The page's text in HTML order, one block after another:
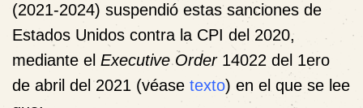
(2021-2024) suspendió estas sanciones de
Estados Unidos contra la CPI del 2020,
mediante el Executive Order14022 del 1ero
de abril del 2021 (véase texto) en el que se lee